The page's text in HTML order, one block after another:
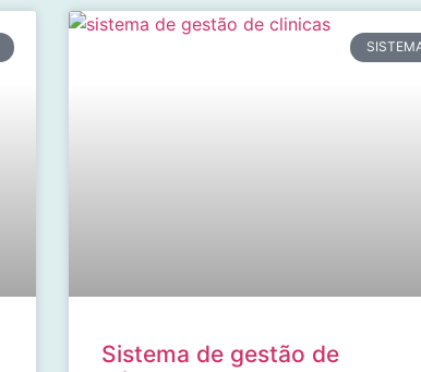
Sistema de gestão de